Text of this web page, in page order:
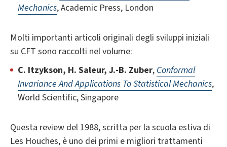
Mechanics, Academic Press, London
Molti importanti articoli originali degli sviluppi iniziali
su CFT sono raccolti nel volume:
C. Itzykson, H. Saleur, J.-B. Zuber, Conformal
Invariance And Applications To Statistical Mechanics,
World Scientific, Singapore
Questa review del 1988, scritta per la scuola estiva di
Les Houches, è uno dei primi e migliori trattamenti